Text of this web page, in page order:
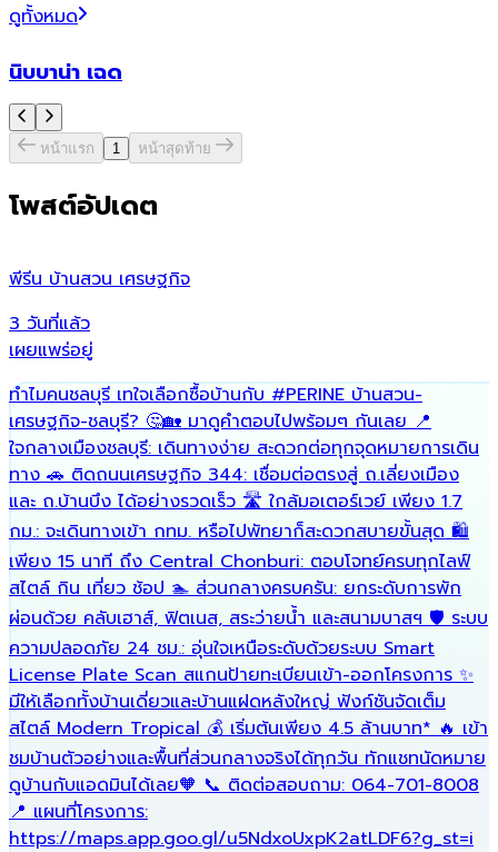
ดูทั้งหมด
นิบบาน่า เฉด
หน้าแรก 1 หน้าสุดท้าย
โพสต์อัปเดต
พีรีน บ้านสวน เศรษฐกิจ
3 วันที่แล้ว
เผยแพร่อยู่
ทำไมคนชลบุรี เทใจเลือกซื้อบ้านกับ #PERINE บ้านสวน-
เศรษฐกิจ-ชลบุรี? 🤔🏡 มาดูคำตอบไปพร้อมๆ กันเลย 📍
ใจกลางเมืองชลบุรี: เดินทางง่าย สะดวกต่อทุกจุดหมายการเดิน
ทาง 🚗 ติดถนนเศรษฐกิจ 344: เชื่อมต่อตรงสู่ ถ.เลี่ยงเมือง
และ ถ.บ้านบึง ได้อย่างรวดเร็ว 🛣️ ใกล้มอเตอร์เวย์ เพียง 1.7
กม.: จะเดินทางเข้า กทม. หรือไปพัทยาก็สะดวกสบายขั้นสุด 🛍️
เพียง 15 นาที ถึง Central Chonburi: ตอบโจทย์ครบทุกไลฟ์
สไตล์ กิน เที่ยว ช้อป 🏊 ส่วนกลางครบครัน: ยกระดับการพัก
ผ่อนด้วย คลับเฮาส์, ฟิตเนส, สระว่ายน้ำ และสนามบาสฯ 🛡️ ระบบ
ความปลอดภัย 24 ชม.: อุ่นใจเหนือระดับด้วยระบบ Smart
License Plate Scan สแกนป้ายทะเบียนเข้า-ออกโครงการ ✨
มีให้เลือกทั้งบ้านเดี่ยวและบ้านแฝดหลังใหญ่ ฟังก์ชันจัดเต็ม
สไตล์ Modern Tropical 💰 เริ่มต้นเพียง 4.5 ล้านบาท* 🔥 เข้า
ชมบ้านตัวอย่างและพื้นที่ส่วนกลางจริงได้ทุกวัน ทักแชทนัดหมาย
ดูบ้านกับแอดมินได้เลย🧡 📞 ติดต่อสอบถาม: 064-701-8008
📍 แผนที่โครงการ:
https://maps.app.goo.gl/u5NdxoUxpK2atLDF6?g_st=i